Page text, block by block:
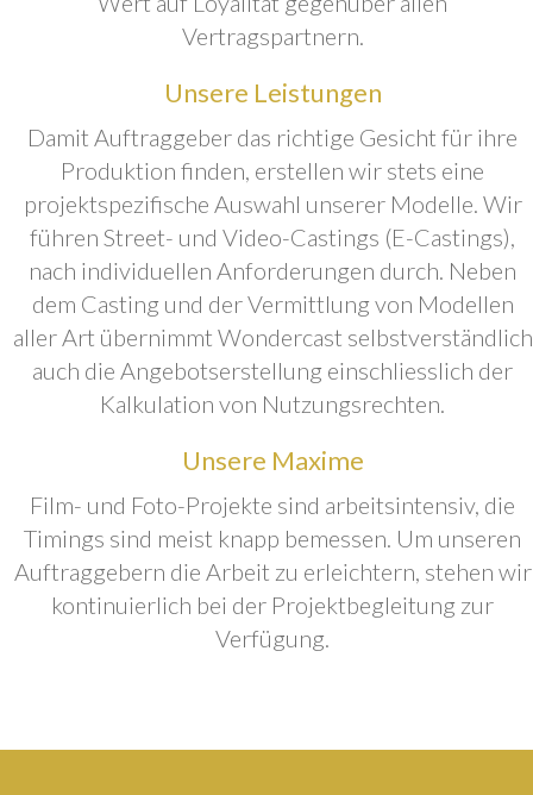
Vertragspartnern.
Unsere Leistungen
Damit Auftraggeber das richtige Gesicht für ihre
Produktion finden, erstellen wir stets eine
projektspezifische Auswahl unserer Modelle. Wir
führen Street- und Video-Castings (E-Castings),
nach individuellen Anforderungen durch. Neben
dem Casting und der Vermittlung von Modellen
aller Art übernimmt Wondercast selbstverständlich
auch die Angebotserstellung einschliesslich der
Kalkulation von Nutzungsrechten.
Unsere Maxime
Film- und Foto-Projekte sind arbeitsintensiv, die
Timings sind meist knapp bemessen. Um unseren
Auftraggebern die Arbeit zu erleichtern, stehen wir
kontinuierlich bei der Projektbegleitung zur
Verfügung.